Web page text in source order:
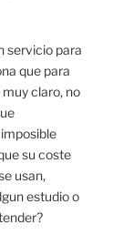
servicio para
que para
claro, no
su coste
usan,
estudio o